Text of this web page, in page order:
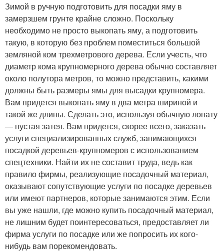
Зимой в ручную подготовить для посадки яму в
замерзшем грунте крайне сложно. Поскольку
необходимо не просто выкопать яму, а подготовить
такую, в которую без проблем поместиться большой
земляной ком трехметрового дерева. Если учесть, что
диаметр кома крупномерного дерева обычно составляет
около полутора метров, то можно представить, какими
должны быть размеры ямы для высадки крупномера.
Вам придется выкопать яму в два метра шириной и
такой же длины. Сделать это, используя обычную лопату
— пустая затея. Вам придется, скорее всего, заказать
услуги специализированных служб, занимающихся
посадкой деревьев-крупномеров с использованием
спецтехники. Найти их не составит труда, ведь как
правило фирмы, реализующие посадочный материал,
оказывают сопутствующие услуги по посадке деревьев
или имеют партнеров, которые занимаются этим. Если
вы уже нашли, где можно купить посадочный материал,
не лишним будет поинтересоваться, предоставляет ли
фирма услуги по посадке или же попросить их кого-
нибудь вам порекомендовать.